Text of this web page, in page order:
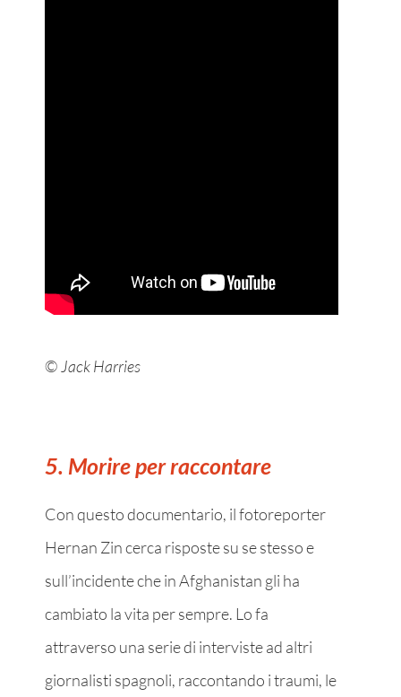
©Jack Harries
5. Morire per raccontare
Con questo documentario, il fotoreporter
Hernan Zin cerca risposte su se stesso e
sull’incidente che in Afghanistan gli ha
cambiato la vita per sempre. Lo fa
attraverso una serie di interviste ad altri
giornalisti spagnoli, raccontando i traumi, le